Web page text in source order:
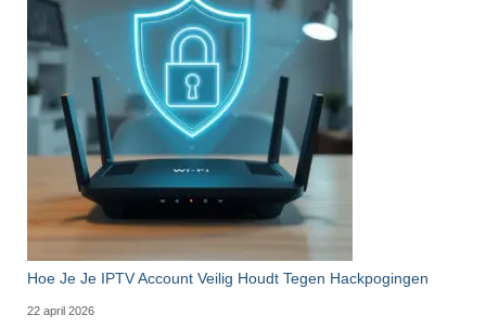
Hoe Je Je IPTV Account Veilig Houdt Tegen Hackpogingen
22 april 2026